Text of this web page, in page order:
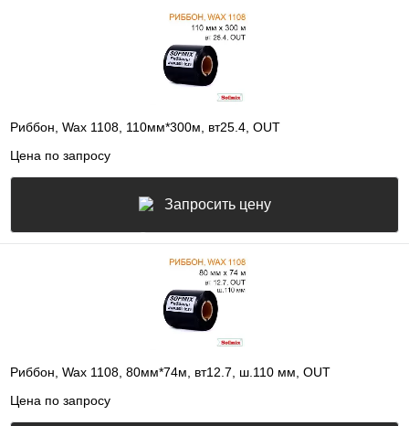
Риббон, Wax 1108, 110мм*300м, вт25.4, OUT
Цена по запросу
Запросить цену
Риббон, Wax 1108, 80мм*74м, вт12.7, ш.110 мм, OUT
Цена по запросу